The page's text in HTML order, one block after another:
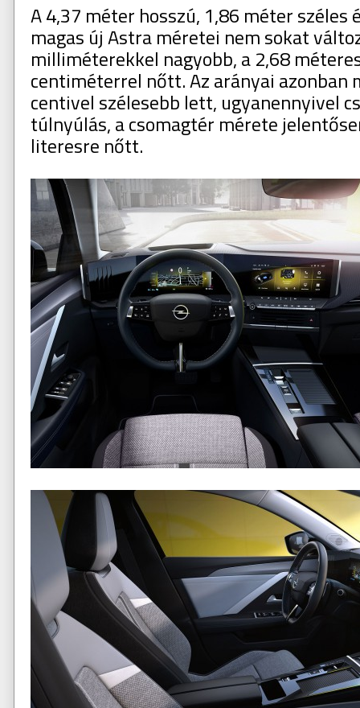
A 4,37 méter hosszú, 1,86 méter széles
magas új Astra méretei nem sokat
milliméterekkel nagyobb, a 2,68
centiméterrel nőtt. Az arányai azonban
centivel szélesebb lett, ugyanennyivel
túlnyúlás, a csomagtér mérete
literesre nőtt.